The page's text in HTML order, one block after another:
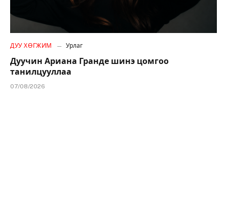
ДУУ ХӨГЖИМ Урлаг
Дуучин Ариана Гранде шинэ цомгоо
танилцууллаа
07/08/2026